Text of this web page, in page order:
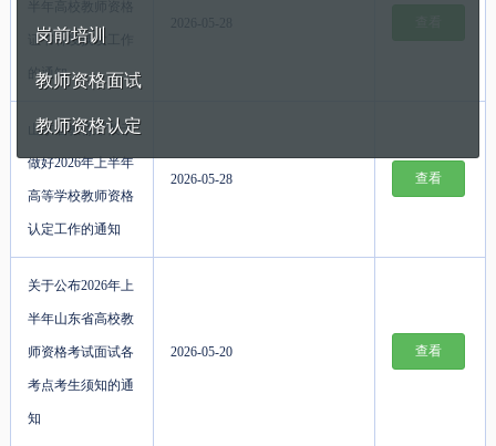
岗前培训
教师资格面试
教师资格认定
证书补发换发工作
的通知
山东省教育厅关于
做好2026年上半年
高等学校教师资格
认定工作的通知
2026-05-28 查看
关于公布2026年上
半年山东省高校教
师资格考试面试各
考点考生须知的通
知
2026-05-20 查看